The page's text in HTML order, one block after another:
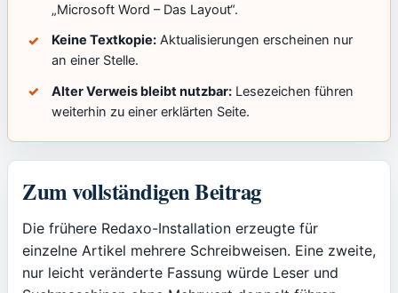
„Microsoft Word – Das Layout“.
Keine Textkopie:Aktualisierungen erscheinen nur
an einer Stelle.
Alter Verweis bleibt nutzbar:Lesezeichen führen
weiterhin zu einer erklärten Seite.
Zum vollständigen Beitrag
Die frühere Redaxo-Installation erzeugte für
einzelne Artikel mehrere Schreibweisen. Eine zweite,
nur leicht veränderte Fassung würde Leser und